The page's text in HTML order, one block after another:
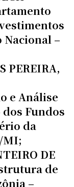
–
PEREIRA,
e Análise
Fundos
da
MI;
DE
de
–